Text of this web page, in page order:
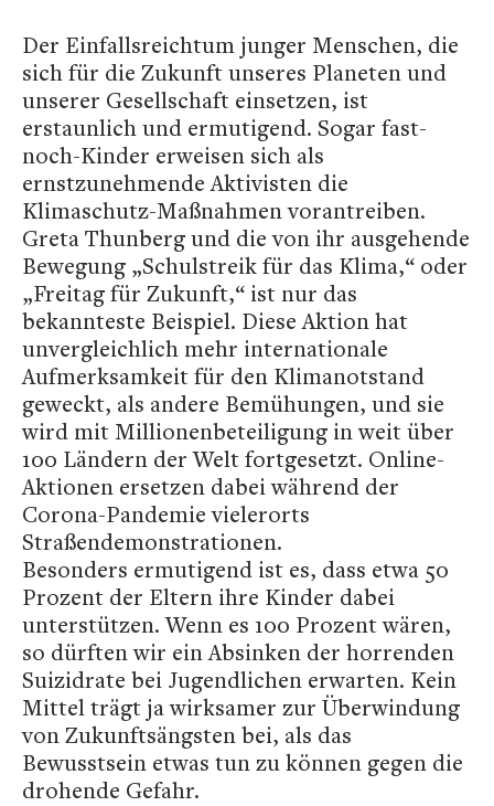
Der Einfallsreichtum junger Menschen, die
sich für die Zukunft unseres Planeten und
unserer Gesellschaft einsetzen, ist
erstaunlich und ermutigend. Sogar fast-
noch-Kinder erweisen sich als
ernstzunehmende Aktivisten die
Klimaschutz-Maßnahmen vorantreiben.
Greta Thunberg und die von ihr ausgehende
Bewegung „Schulstreik für das Klima,“ oder
„Freitag für Zukunft,“ ist nur das
bekannteste Beispiel. Diese Aktion hat
unvergleichlich mehr internationale
Aufmerksamkeit für den Klimanotstand
geweckt, als andere Bemühungen, und sie
wird mit Millionenbeteiligung in weit über
100 Ländern der Welt fortgesetzt. Online-
Aktionen ersetzen dabei während der
Corona-Pandemie vielerorts
Straßendemonstrationen.
Besonders ermutigend ist es, dass etwa 50
Prozent der Eltern ihre Kinder dabei
unterstützen. Wenn es 100 Prozent wären,
so dürften wir ein Absinken der horrenden
Suizidrate bei Jugendlichen erwarten. Kein
Mittel trägt ja wirksamer zur Überwindung
von Zukunftsängsten bei, als das
Bewusstsein etwas tun zu können gegen die
drohende Gefahr.